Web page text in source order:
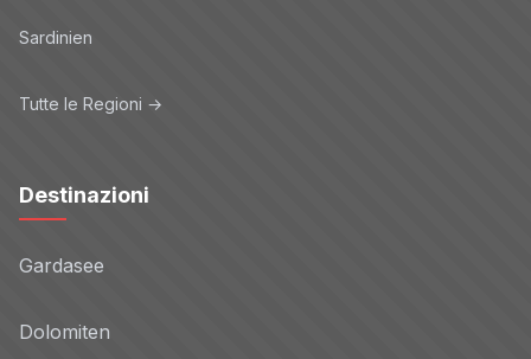
Sardinien
Tutte le Regioni →
Destinazioni
Gardasee
Dolomiten